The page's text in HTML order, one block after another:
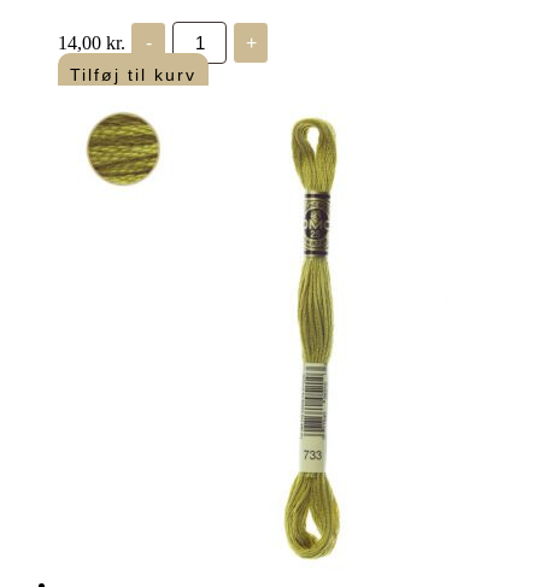
14,00 kr. -
DMC
Mouliné,
“Amagergarn”
-
+
Tilføj til kurv